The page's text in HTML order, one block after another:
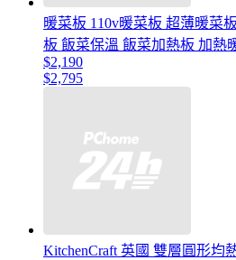
暖菜板 110v暖菜板 超薄暖菜
板 飯菜保溫 飯菜加熱板 加熱
$2,190
$2,795
KitchenCraft 英國 雙層圓形均